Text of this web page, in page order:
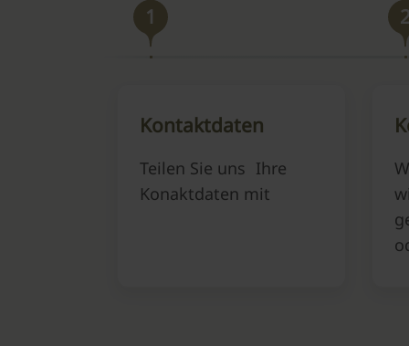
1
Kontaktdaten
Teilen Sie uns Ihre
Konaktdaten mit